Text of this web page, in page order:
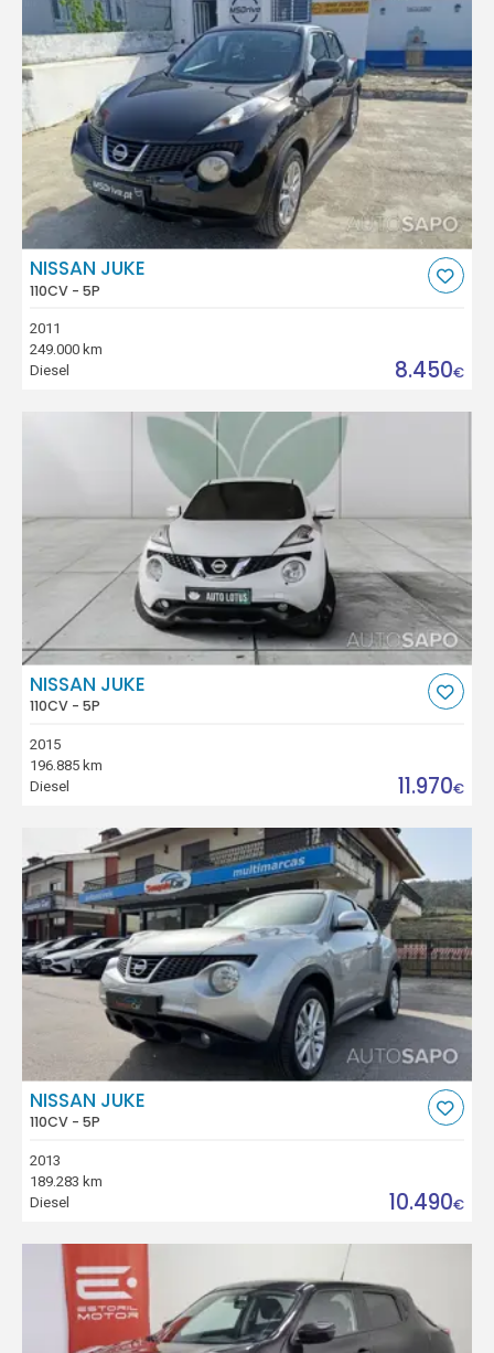
NISSAN JUKE
110CV - 5P
2011
249.000 km
Diesel
8.450€
NISSAN JUKE
110CV - 5P
2015
196.885 km
Diesel
11.970€
NISSAN JUKE
110CV - 5P
2013
189.283 km
Diesel
10.490€